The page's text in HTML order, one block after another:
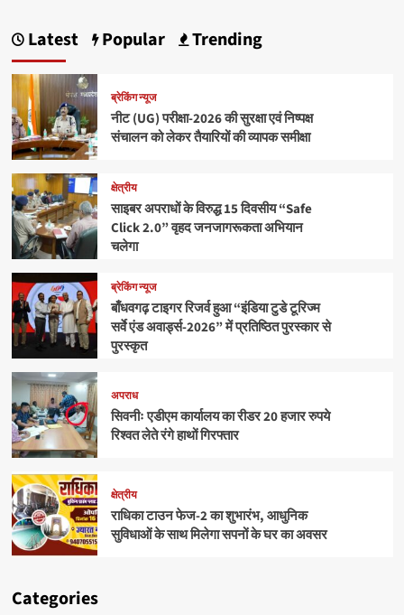
Latest Popular Trending
ब्रेकिंग न्यूज
नीट (UG) परीक्षा-2026 की सुरक्षा एवं निष्पक्ष
संचालन को लेकर तैयारियों की व्यापक समीक्षा
क्षेत्रीय
साइबर अपराधों के विरुद्ध 15 दिवसीय “Safe
Click 2.0” वृहद जनजागरूकता अभियान
चलेगा
ब्रेकिंग न्यूज
बाँधवगढ़ टाइगर रिजर्व हुआ “इंडिया टुडे टूरिज्म
सर्वे एंड अवार्ड्स-2026” में प्रतिष्ठित पुरस्कार से
पुरस्कृत
अपराध
सिवनीः एडीएम कार्यालय का रीडर 20 हजार रुपये
रिश्वत लेते रंगे हाथों गिरफ्तार
क्षेत्रीय
राधिका टाउन फेज-2 का शुभारंभ, आधुनिक
सुविधाओं के साथ मिलेगा सपनों के घर का अवसर
Categories